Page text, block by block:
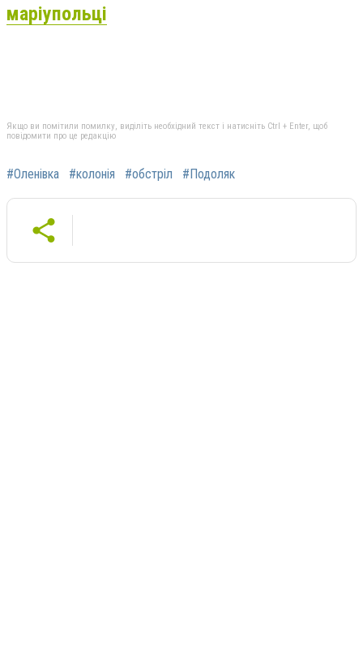
маріупольці
Якщо ви помітили помилку, виділіть необхідний текст і натисніть Ctrl + Enter, щоб
повідомити про це редакцію
#Оленівка #колонія #обстріл #Подоляк